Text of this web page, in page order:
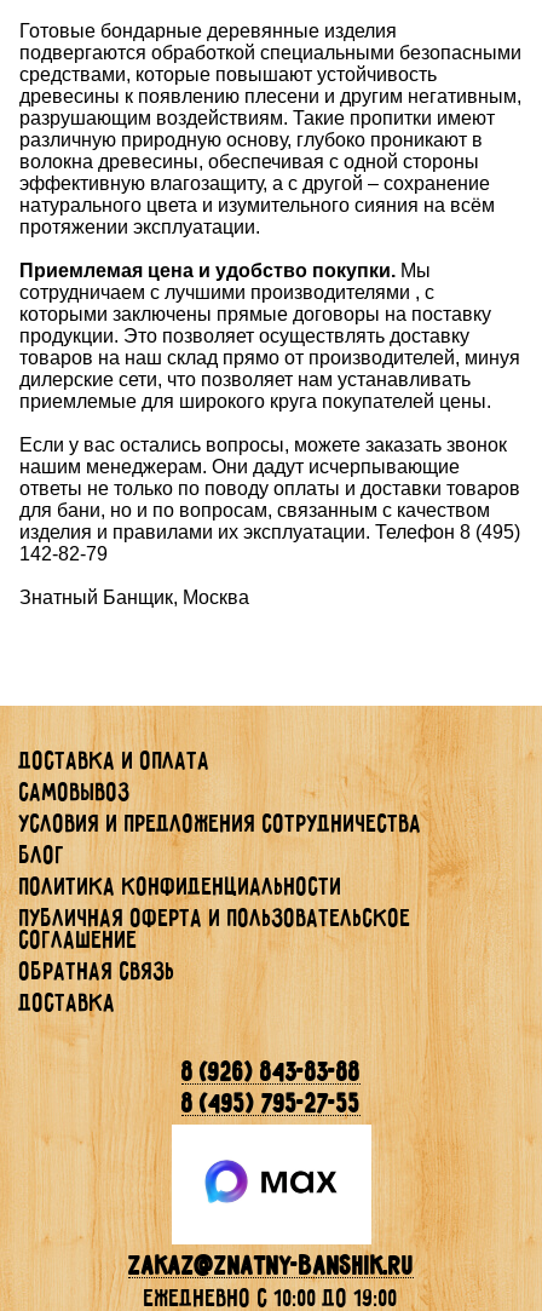
Готовые бондарные деревянные изделия
подвергаются обработкой специальными безопасными
средствами, которые повышают устойчивость
древесины к появлению плесени и другим негативным,
разрушающим воздействиям. Такие пропитки имеют
различную природную основу, глубоко проникают в
волокна древесины, обеспечивая с одной стороны
эффективную влагозащиту, а с другой – сохранение
натурального цвета и изумительного сияния на всём
протяжении эксплуатации.
Приемлемая цена и удобство покупки. Мы
сотрудничаем с лучшими производителями , с
которыми заключены прямые договоры на поставку
продукции. Это позволяет осуществлять доставку
товаров на наш склад прямо от производителей, минуя
дилерские сети, что позволяет нам устанавливать
приемлемые для широкого круга покупателей цены.
Если у вас остались вопросы, можете заказать звонок
нашим менеджерам. Они дадут исчерпывающие
ответы не только по поводу оплаты и доставки товаров
для бани, но и по вопросам, связанным с качеством
изделия и правилами их эксплуатации. Телефон 8 (495)
142-82-79
Знатный Банщик, Москва
Доставка и оплата
Самовывоз
Условия и предложения сотрудничества
Блог
Политика конфиденциальности
Публичная Оферта и Пользовательское
Соглашение
Обратная связь
Доставка
8 (926) 843-83-88
8 (495) 795-27-55
Zakaz@znatny-banshik.ru
ежедневно с 10:00 до 19:00